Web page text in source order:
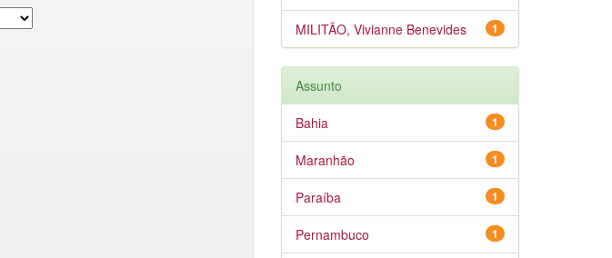
1
MILITÃO, Vivianne Benevides
Assunto
1
Bahia
1
Maranhão
1
Paraíba
1
Pernambuco